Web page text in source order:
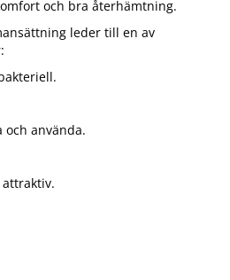
och bra återhämtning.
leder till en av
använda.